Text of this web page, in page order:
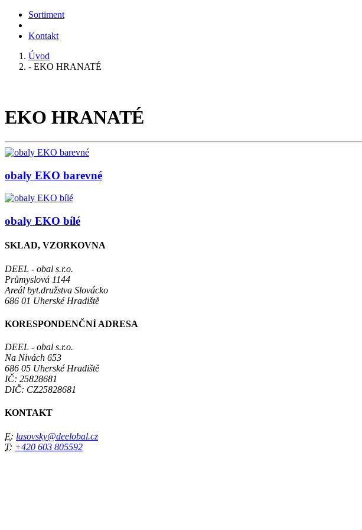
Sortiment
Kontakt
Úvod
- EKO HRANATÉ
EKO HRANATÉ
obaly EKO barevné
obaly EKO bílé
SKLAD, VZORKOVNA
DEEL - obal s.r.o.
Průmyslová 1144
Areál byt.družstva Slovácko
686 01 Uherské Hradiště
KORESPONDENČNÍ ADRESA
DEEL - obal s.r.o.
Na Nivách 653
686 05 Uherské Hradiště
IČ: 25828681
DIČ: CZ25828681
KONTAKT
E: lasovsky@deelobal.cz
T: +420 603 805592